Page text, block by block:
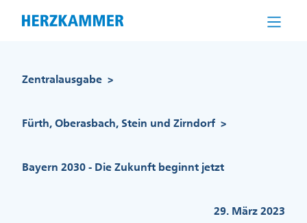
Zentralausgabe >
Fürth, Oberasbach, Stein und Zirndorf >
Bayern 2030 - Die Zukunft beginnt jetzt
29. März 2023